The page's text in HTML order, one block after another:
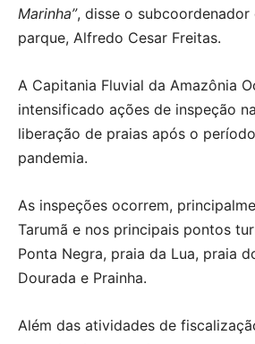
Marinha”, disse o
parque, Alfredo Cesar Freitas.
A Capitania Fluvial da Amazônia
intensificado ações de inspeção
liberação de praias após o
pandemia.
As inspeções ocorrem,
Tarumã e nos principais pontos
Ponta Negra, praia da Lua, praia
Dourada e Prainha.
Além das atividades de